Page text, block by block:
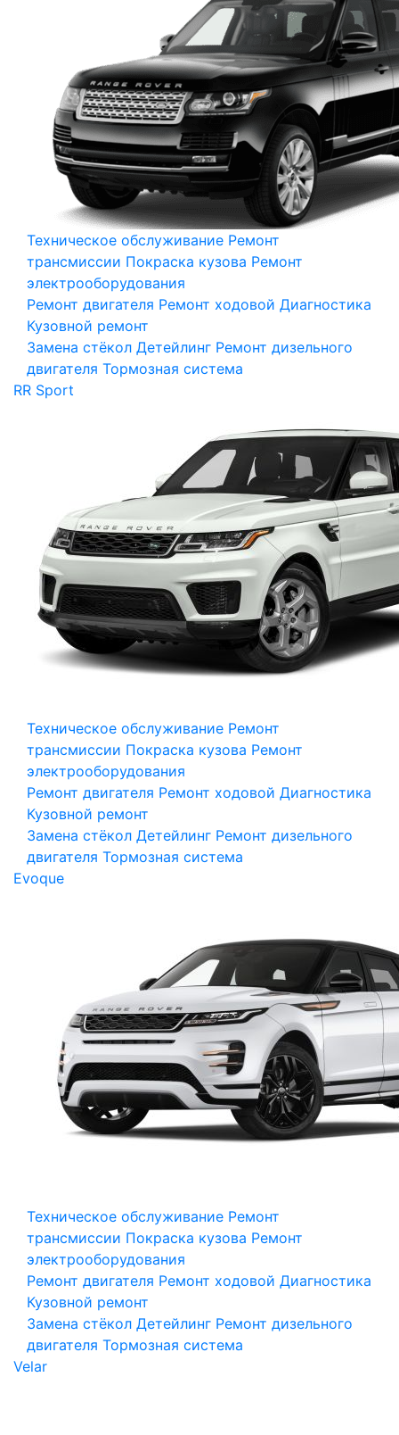
Техническое обслуживание Ремонт
трансмиссии Покраска кузова Ремонт
электрооборудования
Ремонт двигателя Ремонт ходовой Диагностика
Кузовной ремонт
Замена стёкол Детейлинг Ремонт дизельного
двигателя Тормозная система
RR Sport
Техническое обслуживание Ремонт
трансмиссии Покраска кузова Ремонт
электрооборудования
Ремонт двигателя Ремонт ходовой Диагностика
Кузовной ремонт
Замена стёкол Детейлинг Ремонт дизельного
двигателя Тормозная система
Evoque
Техническое обслуживание Ремонт
трансмиссии Покраска кузова Ремонт
электрооборудования
Ремонт двигателя Ремонт ходовой Диагностика
Кузовной ремонт
Замена стёкол Детейлинг Ремонт дизельного
двигателя Тормозная система
Velar